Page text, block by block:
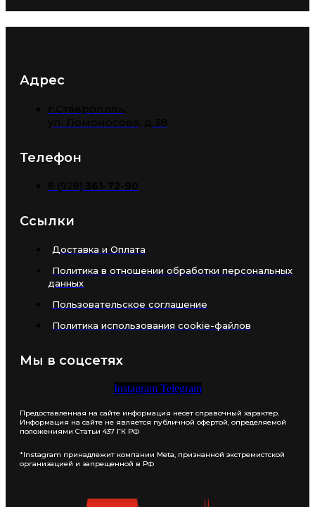
Адрес
Телефон
Ссылки
Доставка и Оплата
Политика в отношении обработки персональных
данных
Пользовательское соглашение
Политика использования cookie-файлов
Мы в соцсетях
Instagram Telegram
Предоставленная на сайте информация несет справочный характер.
Информация на сайте не является публичной офертой, определяемой
положениями Статьи 437 ГК РФ
*Instagram принадлежит компании Meta, признанной экстремистской
организацией и запрещенной в РФ